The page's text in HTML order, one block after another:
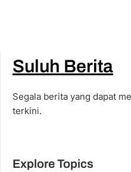
Suluh Berita
Segala berita yang dapat
terkini.
Explore Topics